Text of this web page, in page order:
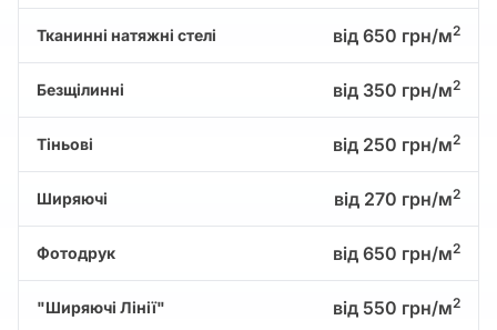
Тканинні натяжні стелі від 650 грн/м2
Безщілинні від 350 грн/м2
Тіньові від 250 грн/м2
Ширяючі від 270 грн/м2
Фотодрук від 650 грн/м2
"Ширяючі Лінії" від 550 грн/м2